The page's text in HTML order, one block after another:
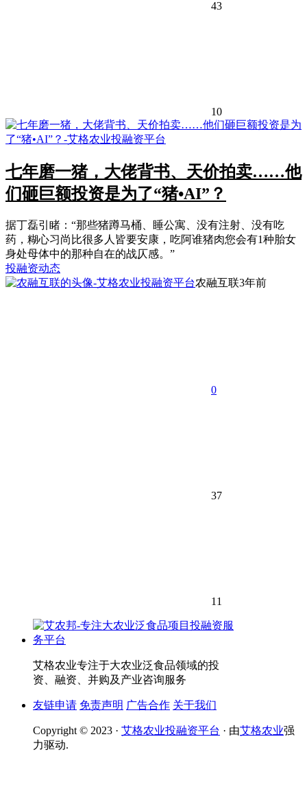
43
10
七年磨一猪，大佬背书、天价拍卖……他
们砸巨额投资是为了“猪•AI”？
据丁磊引睹：“那些猪蹲马桶、睡公寓、没有注射、没有吃
药，糊心习尚比很多人皆要安康，吃阿谁猪肉您会有1种胎女
身处母体中的那种自在的战仄感。”
投融资动态
农融互联3年前
0
37
11
艾格农业专注于大农业泛食品领域的投
资、融资、并购及产业咨询服务
友链申请 免责声明 广告合作 关于我们
Copyright © 2023 · 艾格农业投融资平台 · 由艾格农业强
力驱动.